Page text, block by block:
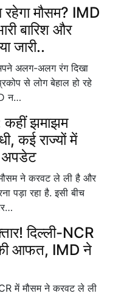
मौसम? IMD
बारिश और
जारी..
अलग-अलग रंग दिखा
से लोग बेहाल हो रहे
न…
झमाझम
कई राज्यों में
अपडेट
ने करवट ले ली है और
पड़ा रहा है. इसी बीच
दिल्ली-NCR
की आफत, IMD ने
में मौसम ने करवट ले ली